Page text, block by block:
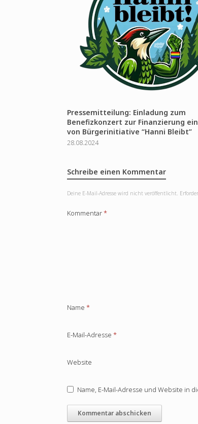
Pressemitteilung: Einladung zum
Benefizkonzert zur Finanzierung
von Bürgerinitiative “Hanni Bleibt”
28.08.2024
Schreibe einen Kommentar
Deine E-Mail-Adresse wird nicht veröffentlicht.
Kommentar*
Name *
E-Mail-Adresse *
Website
Name, E-Mail-Adresse und Website in